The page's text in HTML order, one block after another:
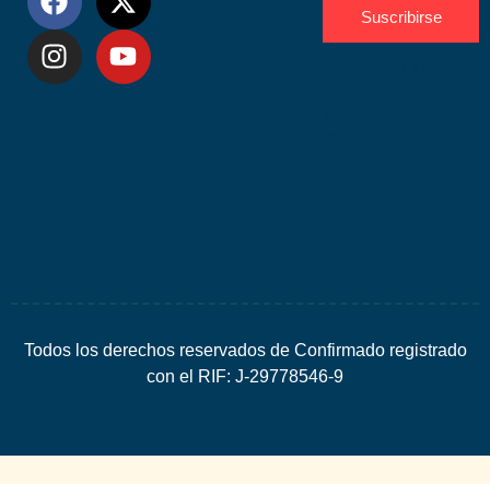
Suscribirse
Todos los derechos reservados de Confirmado registrado
con el RIF: J-29778546-9